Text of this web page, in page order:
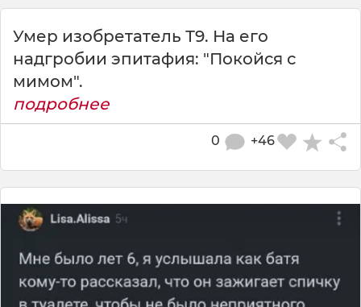
Умер изобретатель Т9. На его
надгробии эпитафия: "Покойся с
мимом".
подробнее
+46
0